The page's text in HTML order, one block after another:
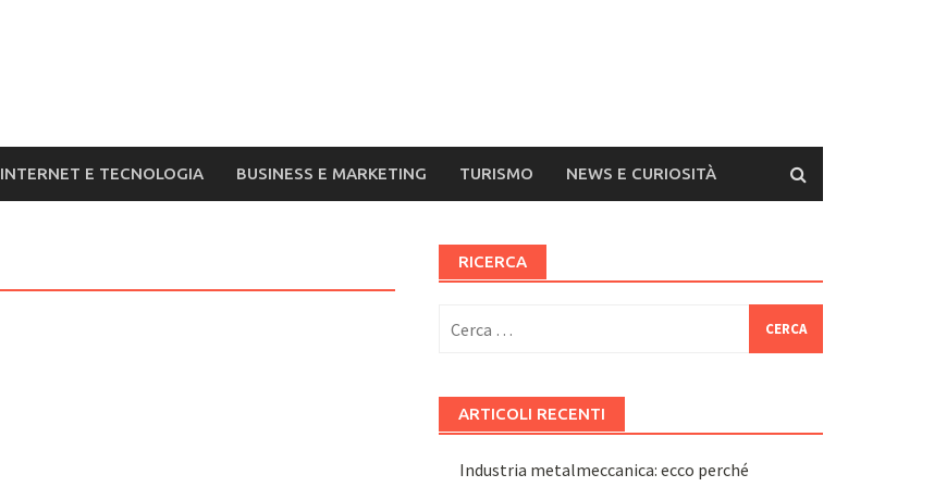
INTERNET E TECNOLOGIA BUSINESS E MARKETING TURISMO NEWS E CURIOSITÀ
RICERCA
per:
ARTICOLI RECENTI
Industria metalmeccanica: ecco perché